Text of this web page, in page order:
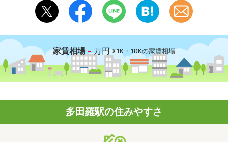
家賃相場 - 万円 ※1K・1DKの家賃相場
多田羅駅の住みやすさ